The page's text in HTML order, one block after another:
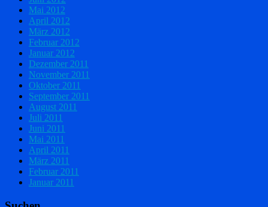
Mai 2012
April 2012
März 2012
Februar 2012
Januar 2012
Dezember 2011
November 2011
Oktober 2011
September 2011
August 2011
Juli 2011
Juni 2011
Mai 2011
April 2011
März 2011
Februar 2011
Januar 2011